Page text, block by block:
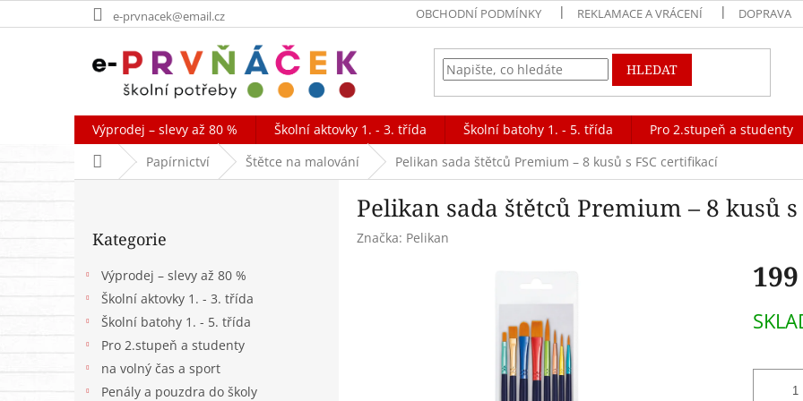
na
e-prvnacek@email.cz OBCHODNÍ PODMÍNKY REKLAMACE A VRÁCENÍ DOPRAVA
HLEDAT
Výprodej – slevy až 80 % Školní aktovky 1. - 3. třída Školní batohy 1. - 5. třída Pro 2.stupeň a studenty
Domů Papírnictví Štětce na malování Pelikan sada štětců Premium – 8 kusů s FSC certifikací
P
kategorie
Kategorie
Výprodej – slevy až 80 %
Školní aktovky 1. - 3. třída
Školní batohy 1. - 5. třída
Pro 2.stupeň a studenty
na volný čas a sport
Penály a pouzdra do školy
Pelikan sada štětců Premium – 8 kusů
Značka: Pelikan
cena: